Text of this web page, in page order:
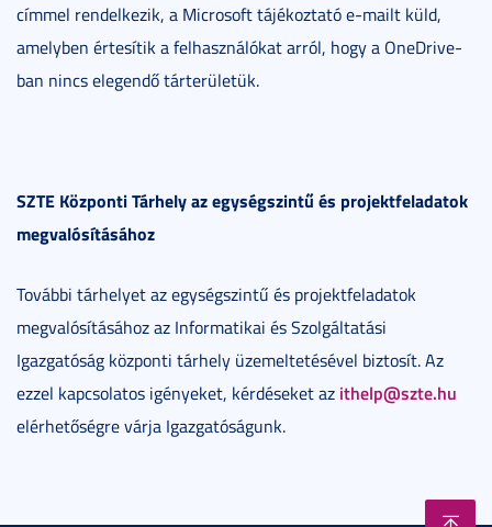
címmel rendelkezik, a Microsoft tájékoztató e-mailt küld,
amelyben értesítik a felhasználókat arról, hogy a OneDrive-
ban nincs elegendő tárterületük.
SZTE Központi Tárhely az egységszintű és projektfeladatok
megvalósításához
További tárhelyet az egységszintű és projektfeladatok
megvalósításához az Informatikai és Szolgáltatási
Igazgatóság központi tárhely üzemeltetésével biztosít. Az
ezzel kapcsolatos igényeket, kérdéseket az ithelp@szte.hu
elérhetőségre várja Igazgatóságunk.